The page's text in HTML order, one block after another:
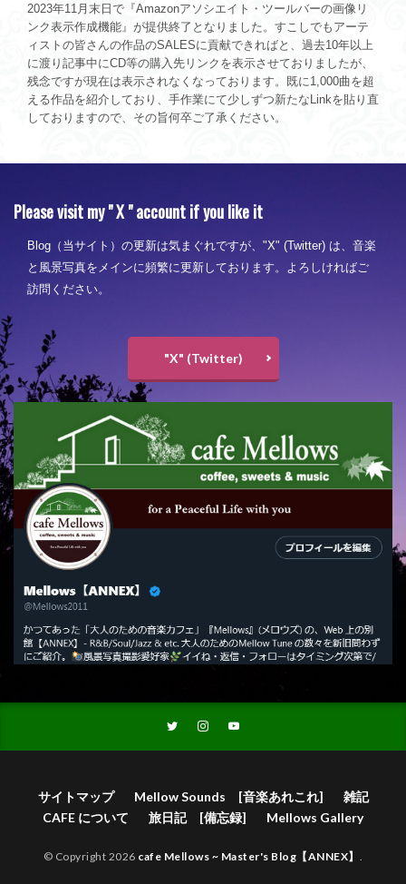
2023年11月末日で『Amazonアソシエイト・ツールバーの画像リ
ンク表示作成機能』が提供終了となりました。すこしでもアーテ
ィストの皆さんの作品のSALESに貢献できればと、過去10年以上
に渡り記事中にCD等の購入先リンクを表示させておりましたが、
残念ですが現在は表示されなくなっております。既に1,000曲を超
える作品を紹介しており、手作業にて少しずつ新たなLinkを貼り直
しておりますので、その旨何卒ご了承ください。
Please visit my " X " account if you like it
Blog（当サイト）の更新は気まぐれですが、"X" (Twitter) は、音楽
と風景写真をメインに頻繁に更新しております。よろしければご
訪問ください。
"X" (Twitter)
サイトマップ Mellow Sounds [音楽あれこれ]
雑記
CAFE について
旅日記 [備忘録] Mellows Gallery
© Copyright 2026 cafe Mellows ~ Master's Blog【ANNEX】